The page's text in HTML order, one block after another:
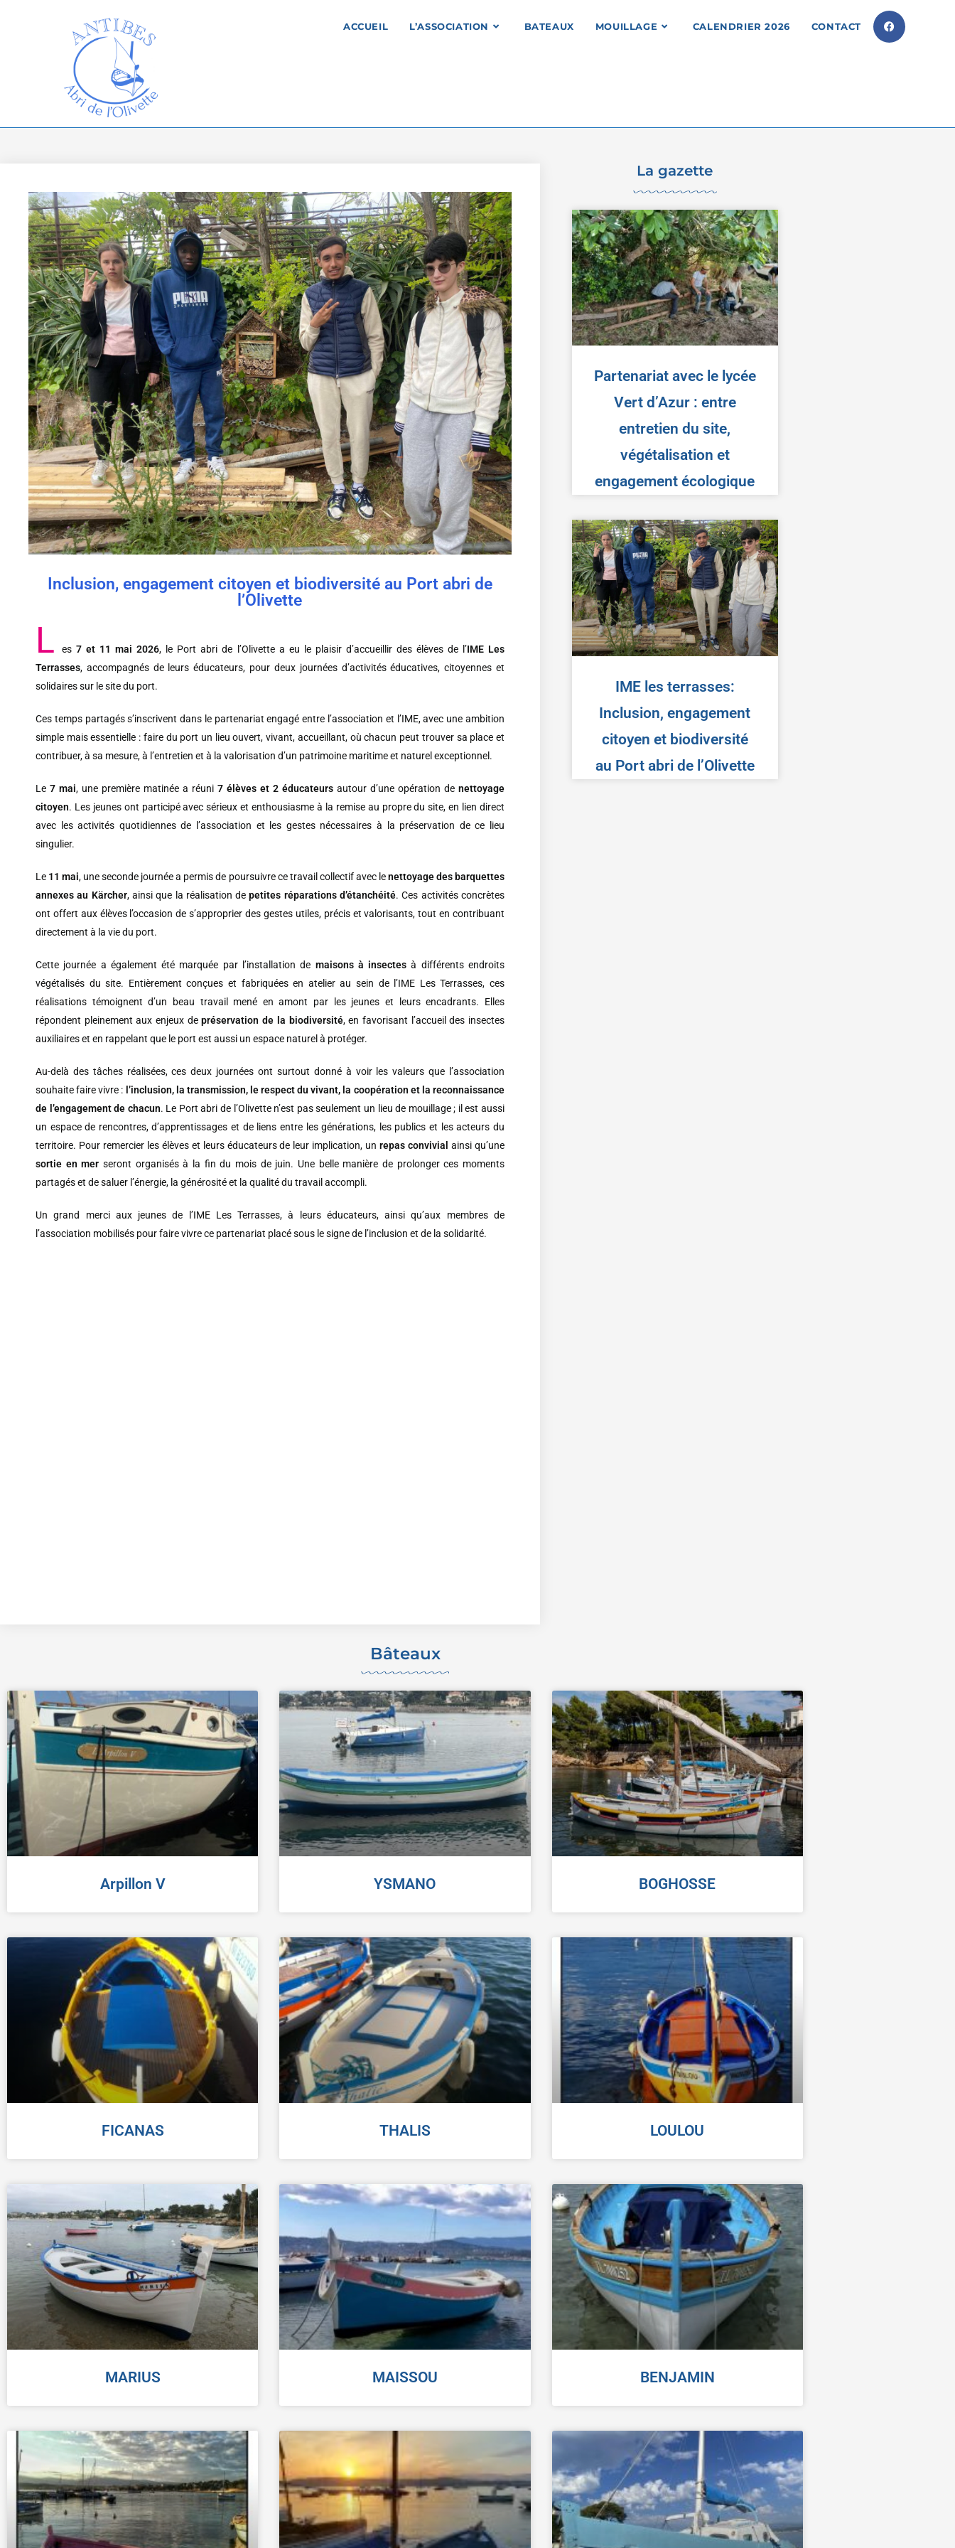
ACCUEIL L’ASSOCIATION BATEAUX MOUILLAGE CALENDRIER 2026 CONTACT
Inclusion, engagement citoyen et biodiversité au Port abri de
l’Olivette
L es7 et 11 mai 2026, le Port abri de l’Olivette a eu le plaisir d’accueillir des élèves de l’IME Les
Terrasses, accompagnés de leurs éducateurs, pour deux journées d’activités éducatives, citoyennes et
solidaires sur le site du port.
Ces temps partagés s’inscrivent dans le partenariat engagé entre l’association et l’IME, avec une ambition
simple mais essentielle : faire du port un lieu ouvert, vivant, accueillant, où chacun peut trouver sa place et
contribuer, à sa mesure, à l’entretien et à la valorisation d’un patrimoine maritime et naturel exceptionnel.
Le 7 mai, une première matinée a réuni 7 élèves et 2 éducateurs autour d’une opération de nettoyage
citoyen. Les jeunes ont participé avec sérieux et enthousiasme à la remise au propre du site, en lien direct
avec les activités quotidiennes de l’association et les gestes nécessaires à la préservation de ce lieu
singulier.
Le 11 mai, une seconde journée a permis de poursuivre ce travail collectif avec lenettoyage des barquettes
annexes au Kärcher, ainsi que la réalisation depetites réparations d’étanchéité. Ces activités concrètes
ont offert aux élèves l’occasion de s’approprier des gestes utiles, précis et valorisants, tout en contribuant
directement à la vie du port.
Cette journée a également été marquée par l’installation de maisons à insectes à différents endroits
végétalisés du site. Entièrement conçues et fabriquées en atelier au sein de l’IME Les Terrasses, ces
réalisations témoignent d’un beau travail mené en amont par les jeunes et leurs encadrants. Elles
répondent pleinement aux enjeux depréservation de la biodiversité, en favorisant l’accueil des insectes
auxiliaires et en rappelant que le port est aussi un espace naturel à protéger.
Au-delà des tâches réalisées, ces deux journées ont surtout donné à voir les valeurs que l’association
souhaite faire vivre : l’inclusion, la transmission, le respect du vivant, la coopération et la reconnaissance
de l’engagement de chacun. Le Port abri de l’Olivette n’est pas seulement un lieu de mouillage ; il est aussi
un espace de rencontres, d’apprentissages et de liens entre les générations, les publics et les acteurs du
territoire. Pour remercier les élèves et leurs éducateurs de leur implication, unrepas convivial ainsi qu’une
sortie en mer seront organisés à la fin du mois de juin. Une belle manière de prolonger ces moments
partagés et de saluer l’énergie, la générosité et la qualité du travail accompli.
Un grand merci aux jeunes de l’IME Les Terrasses, à leurs éducateurs, ainsi qu’aux membres de
l’association mobilisés pour faire vivre ce partenariat placé sous le signe de l’inclusion et de la solidarité.
La gazette
Partenariat avec le lycée
Vert d’Azur : entre
entretien du site,
végétalisation et
engagement écologique
IME les terrasses:
Inclusion, engagement
citoyen et biodiversité
au Port abri de l’Olivette
Bâteaux
Arpillon V YSMANO BOGHOSSE
FICANAS THALIS LOULOU
MARIUS MAISSOU BENJAMIN